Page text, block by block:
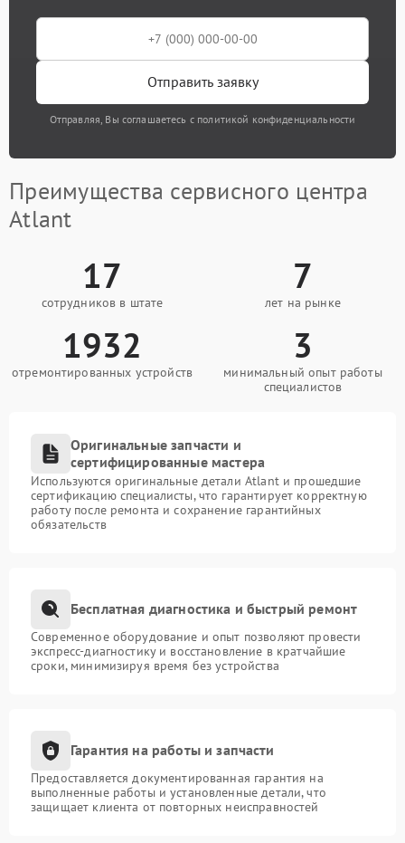
Отправить заявку
Отправляя, Вы соглашаетесь с политикой конфиденциальности
Преимущества сервисного центра
Atlant
17
сотрудников в штате
7
лет на рынке
1932
отремонтированных устройств
3
минимальный опыт работы
специалистов
Оригинальные запчасти и
сертифицированные мастера
Используются оригинальные детали Atlant и прошедшие
сертификацию специалисты, что гарантирует корректную
работу после ремонта и сохранение гарантийных
обязательств
Бесплатная диагностика и быстрый ремонт
Современное оборудование и опыт позволяют провести
экспресс-диагностику и восстановление в кратчайшие
сроки, минимизируя время без устройства
Гарантия на работы и запчасти
Предоставляется документированная гарантия на
выполненные работы и установленные детали, что
защищает клиента от повторных неисправностей